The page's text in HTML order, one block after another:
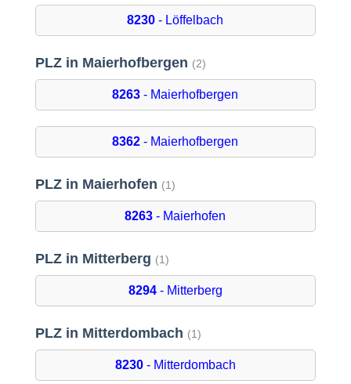
8230 - Löffelbach
PLZ in Maierhofbergen (2)
8263 - Maierhofbergen
8362 - Maierhofbergen
PLZ in Maierhofen (1)
8263 - Maierhofen
PLZ in Mitterberg (1)
8294- Mitterberg
PLZ in Mitterdombach (1)
8230- Mitterdombach